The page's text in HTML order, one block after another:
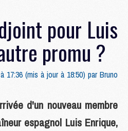
pour Luis
promu ?
17:36 (mis à jour à 18:50) parBruno
d'un nouveau membre
espagnol Luis Enrique,